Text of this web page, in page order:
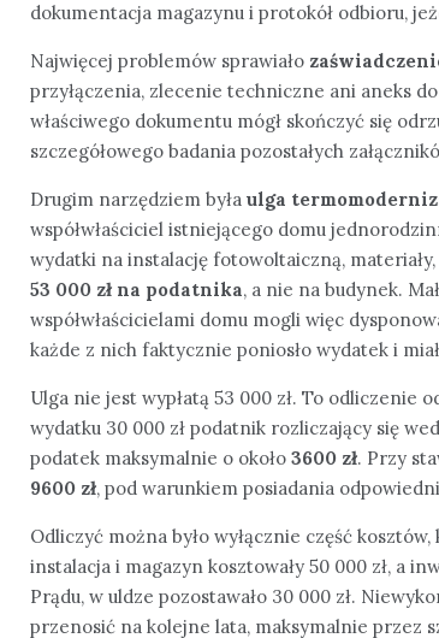
dokumentacja magazynu i protokół odbioru,
Najwięcej problemów sprawiało
przyłączenia, zlecenie techniczne ani aneks
właściwego dokumentu mógł skończyć się
szczegółowego badania pozostałych
Drugim narzędziem była ulga
współwłaściciel istniejącego domu
wydatki na instalację fotowoltaiczną,
53 000 zł na podatnika, a nie na budynek.
współwłaścicielami domu mogli więc
każde z nich faktycznie poniosło wydatek i
Ulga nie jest wypłatą 53 000 zł. To odliczenie
wydatku 30 000 zł podatnik rozliczający się
podatek maksymalnie o około 3600 zł. Przy
9600 zł, pod warunkiem posiadania
Odliczyć można było wyłącznie część
instalacja i magazyn kosztowały 50 000 zł, a
Prądu, w uldze pozostawało 30 000 zł.
przenosić na kolejne lata, maksymalnie przez